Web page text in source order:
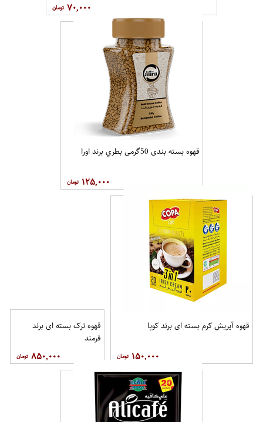
۷۰,۰۰۰
قهوه بسته بندی 50گرمی بطري برند اورا
۱۲۵,۰۰۰
قهوه آيريش کرم بسته ای برند کوپا
۱۵۰,۰۰۰
قهوه ترک بسته ای برند
فرمند
۸۵۰,۰۰۰